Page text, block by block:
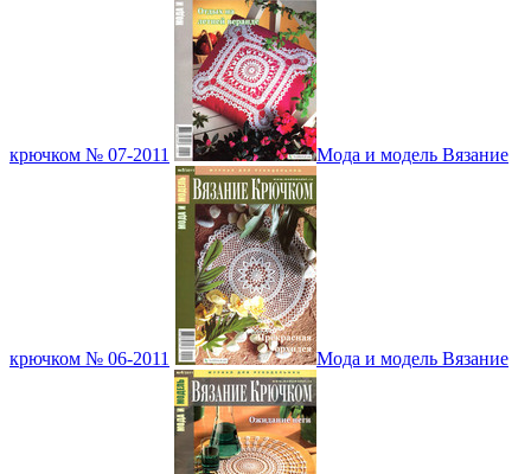
крючком № 07-2011 Мода и модель Вязание
крючком № 06-2011 Мода и модель Вязание